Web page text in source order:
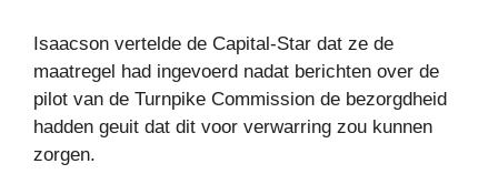
Isaacson vertelde de Capital-Star dat ze de
maatregel had ingevoerd nadat berichten over de
pilot van de Turnpike Commission de bezorgdheid
hadden geuit dat dit voor verwarring zou kunnen
zorgen.